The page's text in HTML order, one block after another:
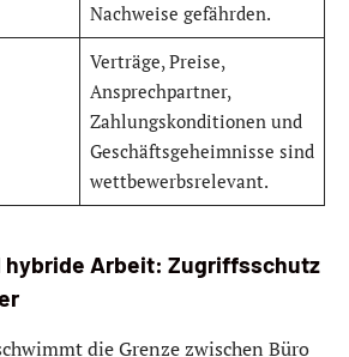
Nachweise gefährden.
Verträge, Preise,
Ansprechpartner,
Zahlungskonditionen und
Geschäftsgeheimnisse sind
wettbewerbsrelevant.
hybride Arbeit: Zugriffsschutz
die Grenze zwischen Büro